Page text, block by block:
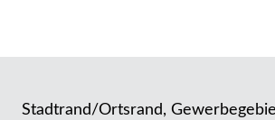
Stadtrand/Ortsrand,